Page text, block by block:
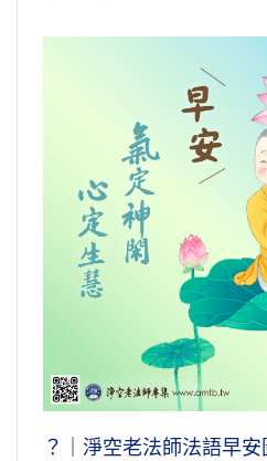
？｜淨空老法師法語早安